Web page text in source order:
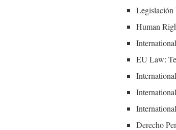
Legislación
Human
EU Law:
Derecho